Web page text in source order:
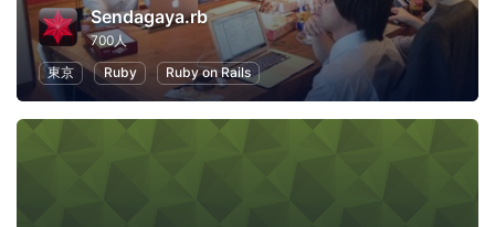
Sendagaya.rb
700人
東京
Ruby Ruby on Rails